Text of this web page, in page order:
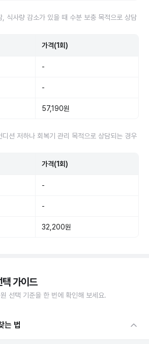
식사량 감소가 있을 때 수분 보충 목적으로 상담
가격(1회)
-
-
57,190원
션 저하나 회복기 관리 목적으로 상담되는 경우
가격(1회)
-
-
32,200원
가이드
선택 기준을 한 번에 확인해 보세요.
는 법